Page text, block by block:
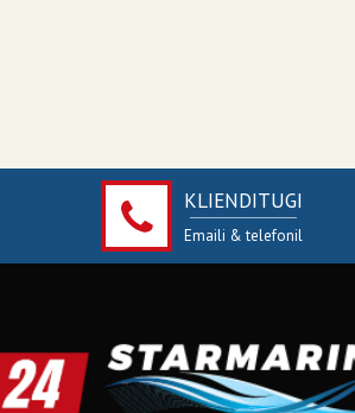
KLIENDITUGI
Emaili & telefonil